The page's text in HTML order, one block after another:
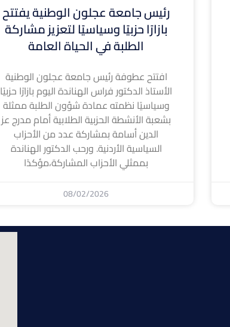
رئيس جامعة عجلون الوطنية يفتتح
بازارًا حزبيًا وسياسيًا لتعزيز مشاركة
الطلبة في الحياة العامة
افتتح عطوفة رئيس جامعة عجلون الوطنية
الأستاذ الدكتور فراس الهناندة اليوم بازارًا حزبيًا
وسياسيًا نظمته عمادة شؤون الطلبة ممثلة
بشعبة الأنشطة الحزبية الطلابية أمام مدرج عز
الدين أسامة بمشاركة عدد من الأحزاب
السياسية الأردنية. ورحب الدكتور الهناندة
بممثلي الأحزاب المشاركة،مؤكدًا
08/02/2026